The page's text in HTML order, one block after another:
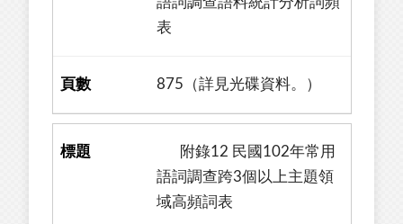
表
875（詳見光碟資料。）
附錄12 民國102年常用
語詞調查跨3個以上主題領
域高頻詞表